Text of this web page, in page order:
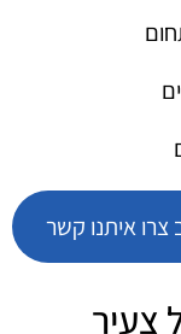
איתנו קשר
צעיר